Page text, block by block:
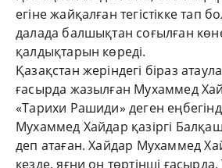
егіне жайқалған тегістікке тап
далада балшықтан соғылған
қалдықтарын көреді.
Қазақстан жеріндегі біраз
ғасырда жазылған Мухаммед
«Тарихи Рашиди» деген
Мухаммед Хайдар қазіргі
деп атаған. Хайдар Мухаммед
кезде, яғни он төртінші